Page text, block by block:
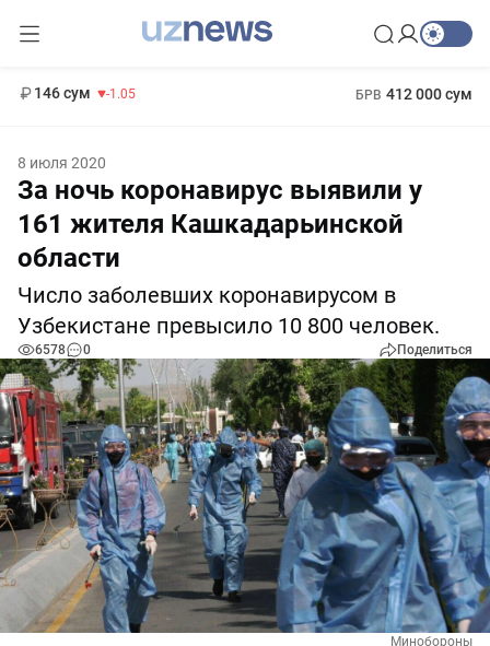
146 сум -1.05 БРВ 412 000 сум
8 июля 2020
За ночь коронавирус выявили у
161 жителя Кашкадарьинской
области
Число заболевших коронавирусом в
Узбекистане превысило 10 800 человек.
6578 0 Поделиться
Минобороны